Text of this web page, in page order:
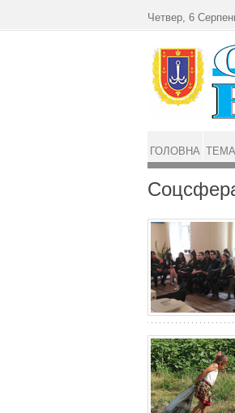
Четвер, 6
ГОЛОВНА